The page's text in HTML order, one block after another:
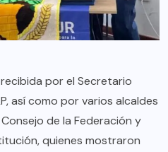
por el Secretario
así como por varios alcaldes
de la Federación y
quienes mostraron